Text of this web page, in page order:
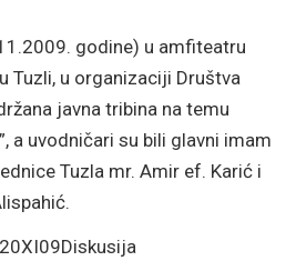
godine) u amfiteatru
Tuzli, u organizaciji Društva
javna tribina na temu
a uvodničari su bili glavni imam
Tuzla mr. Amir ef. Karić i